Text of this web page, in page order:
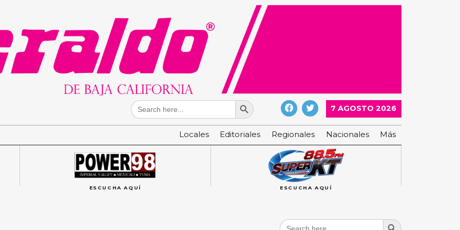
Search
for:
Search Button
7 AGOSTO 2026
Locales Editoriales Regionales Nacionales Más
ESCUCHA AQUÍ ESCUCHA AQUÍ
Search
Search Button